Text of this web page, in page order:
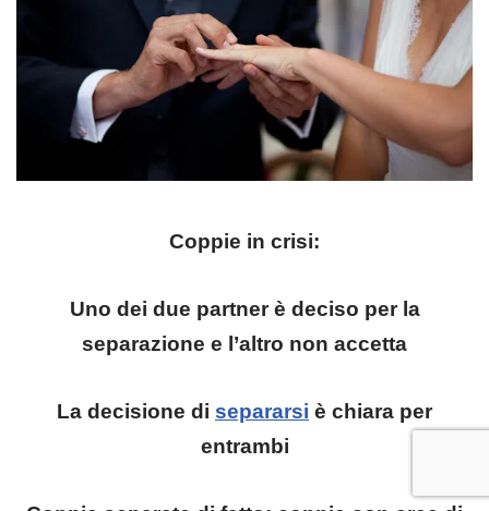
Coppie in crisi:
Uno dei due partner è deciso per la
separazione e l’altro non accetta
La decisione di separarsi è chiara per
entrambi